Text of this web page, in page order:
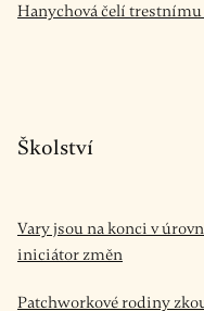
Hanychová čelí
Školství
Vary jsou na konci v
iniciátor změn
Patchworkové rodiny